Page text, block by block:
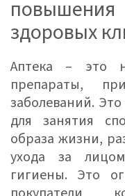
здоровых
Аптека – это
препараты,
заболеваний.
для занятия
образа жизни,
ухода за
гигиены. Это